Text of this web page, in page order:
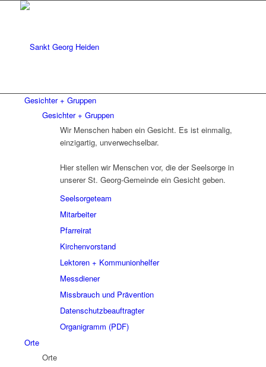
Gesichter + Gruppen
Gesichter + Gruppen
Wir Menschen haben ein Gesicht. Es ist einmalig,
einzigartig, unverwechselbar.
Hier stellen wir Menschen vor, die der Seelsorge in
unserer St. Georg-Gemeinde ein Gesicht geben.
Seelsorgeteam
Mitarbeiter
Pfarreirat
Kirchenvorstand
Lektoren + Kommunionhelfer
Messdiener
Missbrauch und Prävention
Datenschutzbeauftragter
Organigramm (PDF)
Orte
Orte